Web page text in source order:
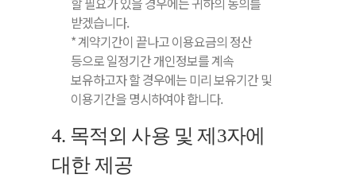
받겠습니다.
* 계약기간이 끝나고 이용요금의 정산
등으로 일정기간 개인정보를 계속
보유하고자 할 경우에는 미리 보유기간 및
이용기간을 명시하여야 합니다.
4. 목적외 사용 및 제3자에
대한 제공